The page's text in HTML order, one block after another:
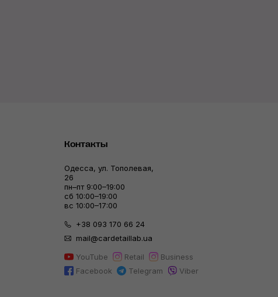
Контакты
Одесса, ул. Тополевая,
26
пн–пт 9:00–19:00
сб 10:00–19:00
вс 10:00–17:00
+38 093 170 66 24
mail@cardetaillab.ua
YouTube
Retail
Business
Facebook
Telegram Viber